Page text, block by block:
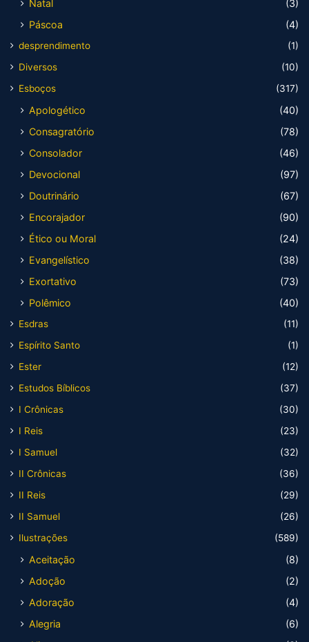
Natal
(3)
Páscoa
(4)
desprendimento
(1)
Diversos
(10)
Esboços
(317)
Apologético
(40)
Consagratório
(78)
Consolador
(46)
Devocional
(97)
Doutrinário
(67)
Encorajador
(90)
Ético ou Moral
(24)
Evangelístico
(38)
Exortativo
(73)
Polêmico
(40)
Esdras
(11)
Espírito Santo
(1)
Ester
(12)
Estudos Bíblicos
(37)
I Crônicas
(30)
I Reis
(23)
I Samuel
(32)
II Crônicas
(36)
II Reis
(29)
II Samuel
(26)
Ilustrações
(589)
Aceitação
(8)
Adoção
(2)
Adoração
(4)
Alegria
(6)